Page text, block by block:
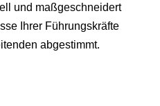
und maßgeschneidert
Ihrer Führungskräfte
abgestimmt.